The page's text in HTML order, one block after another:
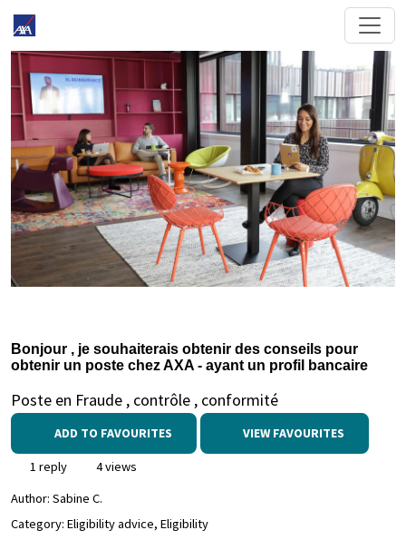
Bonjour , je souhaiterais obtenir des conseils pour
obtenir un poste chez AXA - ayant un profil bancaire
Poste en Fraude , contrôle , conformité
ADD TO FAVOURITES VIEW FAVOURITES
1 reply
4 views
Author: Sabine C.
Category: Eligibility advice, Eligibility